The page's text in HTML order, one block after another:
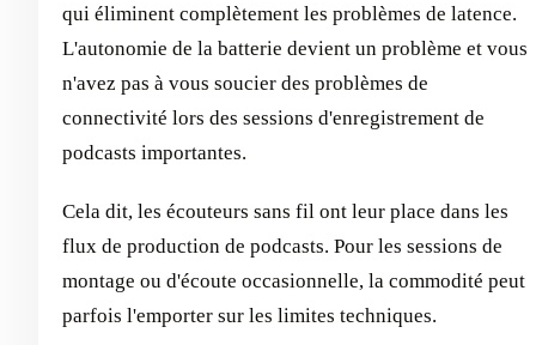
qui éliminent complètement les problèmes de latence.
L'autonomie de la batterie devient un problème et vous
n'avez pas à vous soucier des problèmes de
connectivité lors des sessions d'enregistrement de
podcasts importantes.
Cela dit, les écouteurs sans fil ont leur place dans les
flux de production de podcasts. Pour les sessions de
montage ou d'écoute occasionnelle, la commodité peut
parfois l'emporter sur les limites techniques.